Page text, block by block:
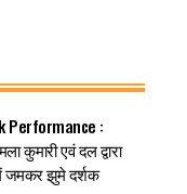
Performance :
कुमारी एवं दल द्वारा
जमकर झुमे दर्शक